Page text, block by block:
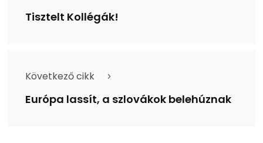
Tisztelt Kollégák!
Következő cikk
Európa lassít, a szlovákok belehúznak